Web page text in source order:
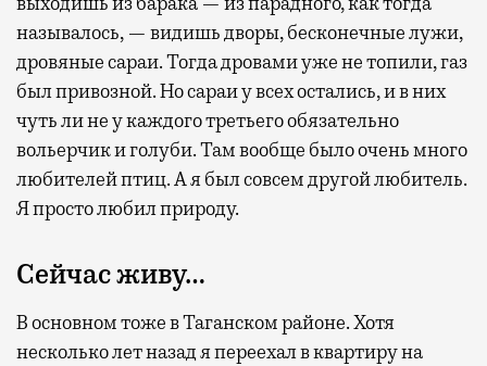
называлось, — видишь дворы, бесконечные лужи,
дровяные сараи. Тогда дровами уже не топили, газ
был привозной. Но сараи у всех остались, и в них
чуть ли не у каждого третьего обязательно
вольерчик и голуби. Там вообще было очень много
любителей птиц. А я был совсем другой любитель.
Я просто любил природу.
Сейчас живу…
В основном тоже в Таганском районе. Хотя
несколько лет назад я переехал в квартиру на